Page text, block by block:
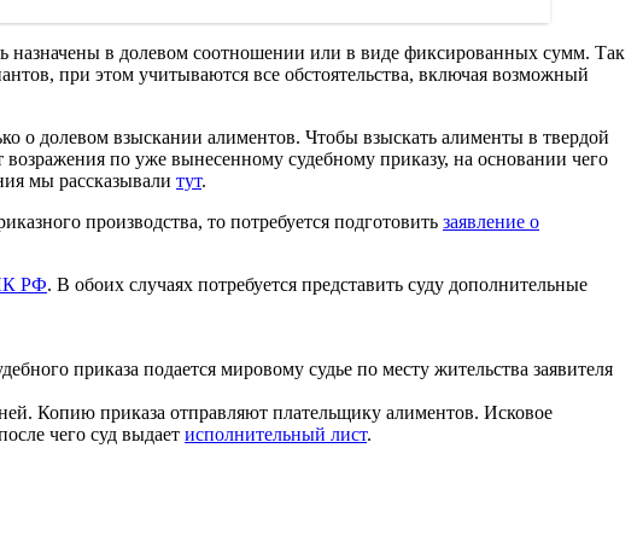
в долевом соотношении или в виде фиксированных сумм. Так
при этом учитываются все обстоятельства, включая возможный
о долевом взыскании алиментов. Чтобы взыскать алименты в твердой
по уже вынесенному судебному приказу, на основании чего
мы рассказывали тут.
производства, то потребуется подготовить заявление о
РФ. В обоих случаях потребуется представить суду дополнительные
приказа подается мировому судье по месту жительства заявителя
Копию приказа отправляют плательщику алиментов. Исковое
чего суд выдает исполнительный лист.